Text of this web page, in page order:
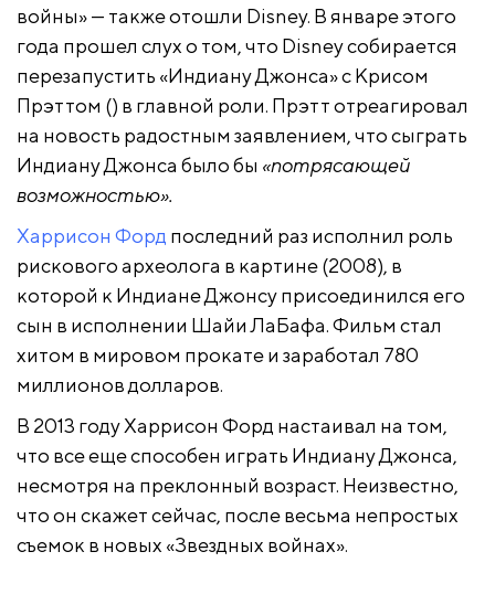
войны» — также отошли Disney. В январе этого
года прошел слух о том, что Disney собирается
перезапустить «Индиану Джонса» с Крисом
Прэттом () в главной роли. Прэтт отреагировал
на новость радостным заявлением, что сыграть
Индиану Джонса было бы «потрясающей
возможностью».
Харрисон Форд последний раз исполнил роль
рискового археолога в картине(2008), в
которой к Индиане Джонсу присоединился его
сын в исполнении Шайи ЛаБафа. Фильм стал
хитом в мировом прокате и заработал 780
миллионов долларов.
В 2013 году Харрисон Форд настаивал на том,
что все еще способен играть Индиану Джонса,
несмотря на преклонный возраст. Неизвестно,
что он скажет сейчас, после весьма непростых
съемок в новых «Звездных войнах».